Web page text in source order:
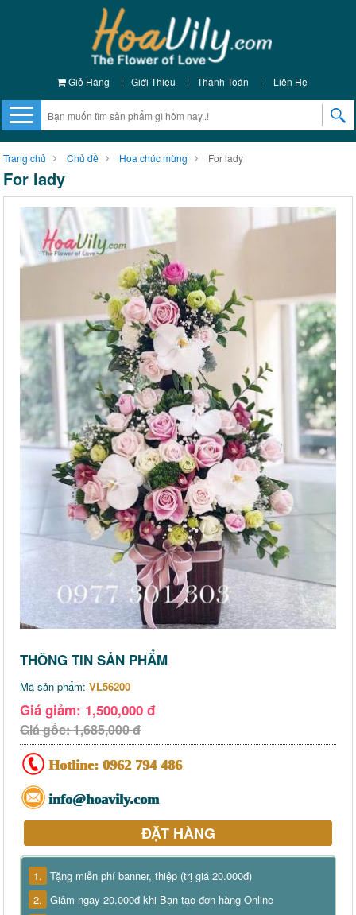
Giỏ Hàng | Giới Thiệu | Thanh Toán | Liên Hệ
Trang chủ Chủ đề Hoa chúc mừng For lady
For lady
THÔNG TIN SẢN PHẨM
Mã sản phẩm: VL56200
Giá giảm: 1,500,000 đ
Giá gốc: 1,685,000 đ
Hotline: 0962 794 486
info@hoavily.com
ĐẶT HÀNG
1. Tặng miễn phí banner, thiệp (trị giá 20.000đ)
2. Giảm ngay 20.000đ khi Bạn tạo đơn hàng Online